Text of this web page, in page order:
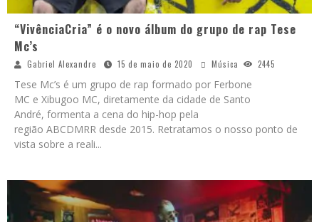
“VivênciaCria” é o novo álbum do grupo de rap Tese
Mc’s
Gabriel Alexandre 15 de maio de 2020 Música 2445
Tese Mc’s é um grupo de rap formado por Ferbone
MC e Xibugoo MC, diretamente da cidade de Santo
André, formenta a cena do hip-hop pela
região ABCDMRR desde 2015. Retratamos o nosso ponto de
vista sobre a reali...